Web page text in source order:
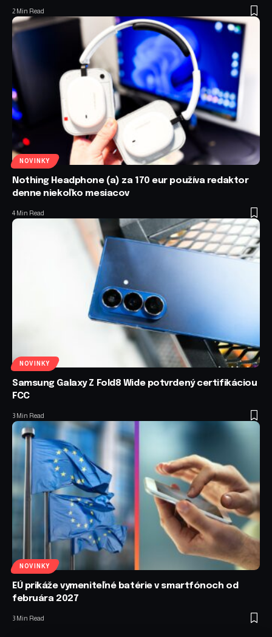
2 Min Read
NOVINKY
Nothing Headphone (a) za 170 eur používa redaktor
denne niekoľko mesiacov
4 Min Read
NOVINKY
Samsung Galaxy Z Fold8 Wide potvrdený certifikáciou
FCC
3 Min Read
NOVINKY
EÚ prikáže vymeniteľné batérie v smartfónoch od
februára 2027
3 Min Read